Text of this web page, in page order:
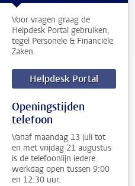
Voor vragen graag de
Helpdesk Portal gebruiken,
tegel Personele & Financiële
Zaken.
Helpdesk Portal
Openingstijden
telefoon
Vanaf maandag 13 juli tot
en met vrijdag 21 augustus
is de telefoonlijn iedere
werkdag open tussen 9:00
en 12:30 uur.